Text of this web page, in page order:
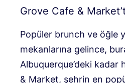
Grove Cafe &
Popüler brunch ve öğle
mekanlarına gelince,
Albuquerque’deki kadar
& Market, şehrin en